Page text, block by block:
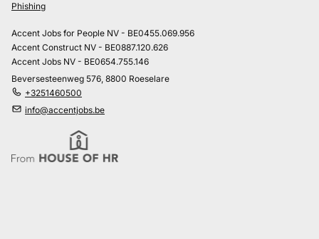
Phishing
Accent Jobs for People NV - BE0455.069.956
Accent Construct NV - BE0887.120.626
Accent Jobs NV - BE0654.755.146
Beversesteenweg 576, 8800 Roeselare
+3251460500
info@accentjobs.be